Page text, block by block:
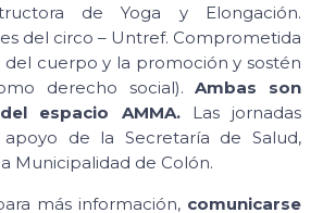
de Yoga y Elongación.
del circo – Untref. Comprometida
cuerpo y la promoción y sostén
derecho social).Ambas son
espacio AMMA.Las jornadas
de la Secretaría de Salud,
Municipalidad de Colón.
más información, comunicarse